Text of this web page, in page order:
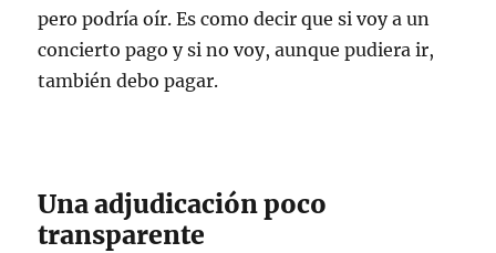
pero podría oír. Es como decir que si voy a un
concierto pago y si no voy, aunque pudiera ir,
también debo pagar.
Una adjudicación poco
transparente